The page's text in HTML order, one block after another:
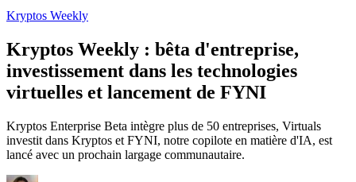
Kryptos Weekly
Kryptos Weekly : bêta d'entreprise,
investissement dans les technologies
virtuelles et lancement de FYNI
Kryptos Enterprise Beta intègre plus de 50 entreprises, Virtuals
investit dans Kryptos et FYNI, notre copilote en matière d'IA, est
lancé avec un prochain largage communautaire.